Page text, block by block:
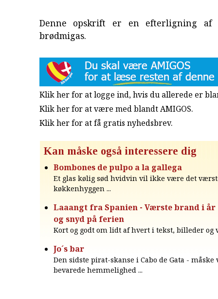
Denne opskrift er en efterligning af
brødmigas.
Klik her for at logge ind, hvis du allerede er
Klik her for at være med blandt AMIGOS.
Klik her for at få gratis nyhedsbrev.
Kan måske også interessere dig
Bombones de pulpo a la gallega
Et glas kølig sød hvidvin vil ikke være det
køkkenhyggen ...
Laaangt fra Spanien - Værste brand i år
og snyd på ferien
Kort og godt om lidt af hvert i tekst, billeder og
Jo´s bar
Den sidste pirat-skanse i Cabo de Gata - måske
bevarede hemmelighed ...